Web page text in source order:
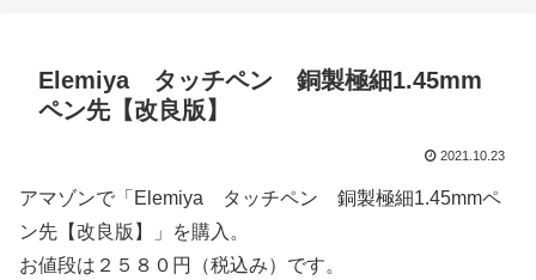
Elemiya タッチペン 銅製極細1.45mm
ペン先【改良版】
2021.10.23
アマゾンで「Elemiya タッチペン 銅製極細1.45mmペ
ン先【改良版】」を購入。
お値段は２５８０円（税込み）です。